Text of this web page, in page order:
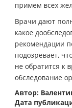
примем всех
Врачи дают
какое
рекомендации
подозревает,
не обратится к
обследование
Автор:
Дата